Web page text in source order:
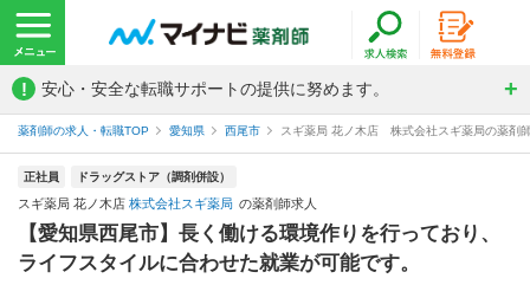
! 安心・安全な転職サポートの提供に努めます。
薬剤師の求人・転職TOP 愛知県 西尾市 スギ薬局 花ノ木店 株式会社スギ薬局の薬剤
正社員 ドラッグストア（調剤併設）
スギ薬局 花ノ木店 株式会社スギ薬局 の薬剤師求人
【愛知県西尾市】長く働ける環境作りを行っており、
ライフスタイルに合わせた就業が可能です。